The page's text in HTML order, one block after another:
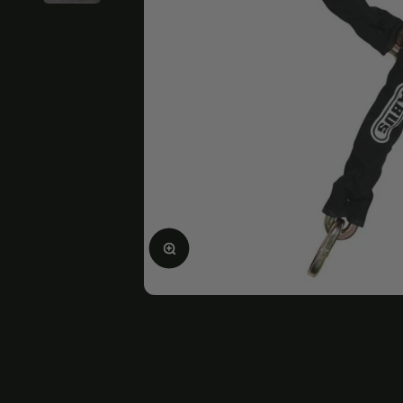
Ingrandire l'immagine